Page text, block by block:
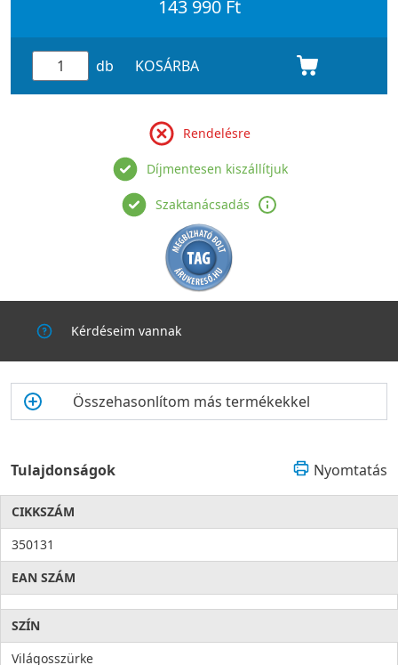
143 990 Ft
db KOSÁRBA
Rendelésre
Díjmentesen kiszállítjuk
Szaktanácsadás
Kérdéseim vannak
Összehasonlítom más termékekkel
Tulajdonságok Nyomtatás
CIKKSZÁM
350131
EAN SZÁM
SZÍN
Világosszürke